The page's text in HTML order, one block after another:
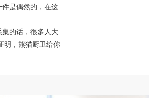
是偶然的，在这
的话，很多人大
明，熊猫厨卫给你